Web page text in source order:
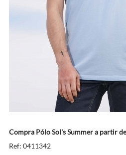
Compra Pólo Sol's Summer a partir
Ref: 0411342